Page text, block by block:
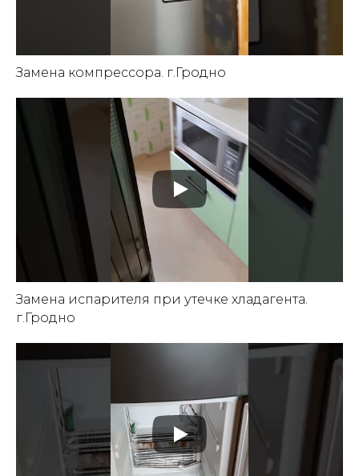
Замена компрессора. г.Гродно
Замена испарителя при утечке хладагента.
г.Гродно